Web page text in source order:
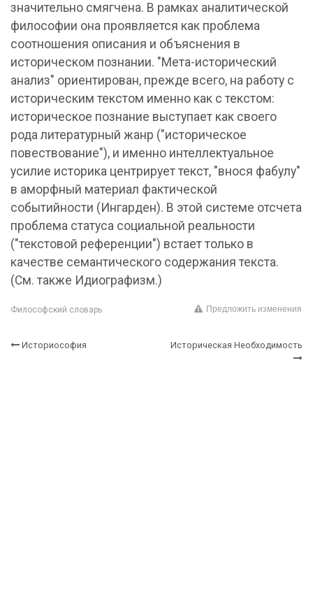
Философский словарь Предложить изменения
Историософия Историческая Необходимость